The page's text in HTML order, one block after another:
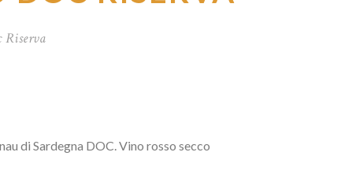
Riserva
di Sardegna DOC. Vino rosso secco